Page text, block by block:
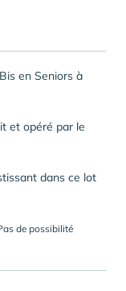
en Seniors à
et opéré par le
dans ce lot
de possibilité